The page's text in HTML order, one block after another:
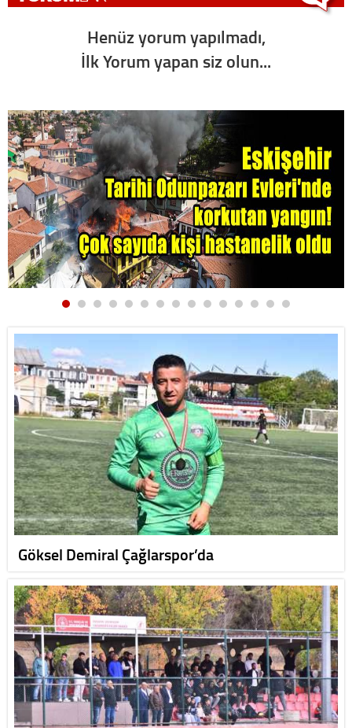
Henüz yorum yapılmadı,
İlk Yorum yapan siz olun...
Göksel Demiral Çağlarspor’da